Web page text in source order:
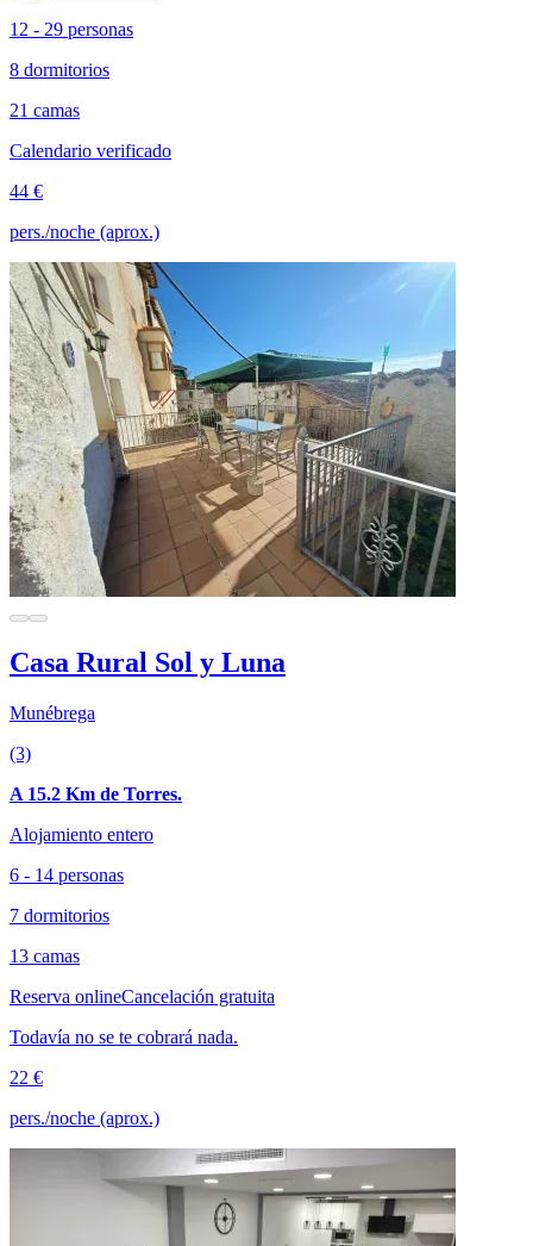
12 - 29 personas
8 dormitorios
21 camas
Calendario verificado
44 €
pers./noche (aprox.)
Casa Rural Sol y Luna
Munébrega
(3)
A 15.2 Km de Torres.
Alojamiento entero
6 - 14 personas
7 dormitorios
13 camas
Reserva onlineCancelación gratuita
Todavía no se te cobrará nada.
22 €
pers./noche (aprox.)